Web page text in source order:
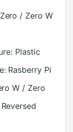
/ Zero W
Plastic
Rasberry Pi
W / Zero